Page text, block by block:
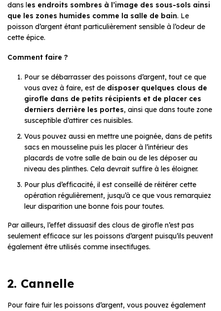
dans les endroits sombres à l’image des sous-sols ainsi
que les zones humides comme la salle de bain. Le
poisson d’argent étant particulièrement sensible à l’odeur de
cette épice.
Comment faire ?
Pour se débarrasser des poissons d’argent, tout ce que
vous avez à faire, est de disposer quelques clous de
girofle dans de petits récipients et de placer ces
derniers derrière les portes, ainsi que dans toute zone
susceptible d’attirer ces nuisibles.
Vous pouvez aussi en mettre une poignée, dans de petits
sacs en mousseline puis les placer à l’intérieur des
placards de votre salle de bain ou de les déposer au
niveau des plinthes. Cela devrait suffire à les éloigner.
Pour plus d’efficacité, il est conseillé de réitérer cette
opération régulièrement, jusqu’à ce que vous remarquiez
leur disparition une bonne fois pour toutes.
Par ailleurs, l’effet dissuasif des clous de girofle n’est pas
seulement efficace sur les poissons d’argent puisqu’ils peuvent
également être utilisés comme insectifuges.
2. Cannelle
Pour faire fuir les poissons d’argent, vous pouvez également